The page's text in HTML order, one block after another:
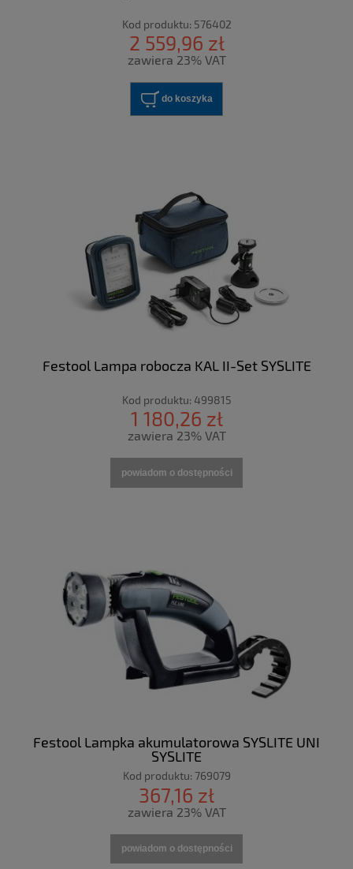
Kod produktu: 576402
2 559,96 zł
zawiera 23% VAT
do koszyka
Festool Lampa robocza KAL II-Set SYSLITE
Kod produktu: 499815
1 180,26 zł
zawiera 23% VAT
powiadom o dostępności
Festool Lampka akumulatorowa SYSLITE UNI
SYSLITE
Kod produktu: 769079
367,16 zł
zawiera 23% VAT
powiadom o dostępności